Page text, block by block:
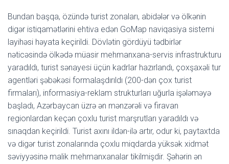
Bundan başqa, özündə turist zonaları, abidələr və ölkənin
digər istiqamətlərini ehtiva edən GoMap naviqasiya sistemi
layihəsi həyata keçirildi. Dövlətin gördüyü tədbirlər
nəticəsində ölkədə müasir mehmanxana-servis infrastrukturu
yaradıldı, turist sənayesi üçün kadrlar hazırlandı, çoxşaxəli tur
agentləri şəbəkəsi formalaşdırıldı (200-dən çox turist
firmaları), informasiya-reklam strukturları uğurla işələməyə
başladı, Azərbaycan üzrə ən mənzərəli və firavan
regionlardan keçən çoxlu turist marşrutları yaradıldı və
sınaqdan keçirildi. Turist axını ildən-ilə artır, odur ki, paytaxtda
və digər turist zonalarında çoxlu miqdarda yüksək xidmət
səviyyəsinə malik mehmanxanalar tikilmişdir. Şəhərin ən